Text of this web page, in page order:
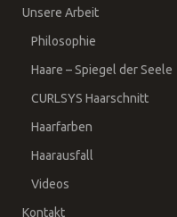
Unsere Arbeit
Philosophie
Haare – Spiegel der Seele
CURLSYS Haarschnitt
Haarfarben
Haarausfall
Videos
Kontakt